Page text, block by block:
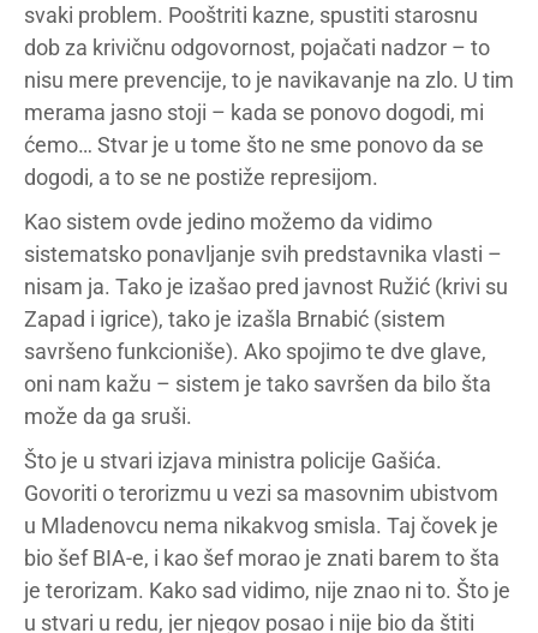
svaki problem. Pooštriti kazne, spustiti starosnu
dob za krivičnu odgovornost, pojačati nadzor – to
nisu mere prevencije, to je navikavanje na zlo. U tim
merama jasno stoji – kada se ponovo dogodi, mi
ćemo… Stvar je u tome što ne sme ponovo da se
dogodi, a to se ne postiže represijom.
Kao sistem ovde jedino možemo da vidimo
sistematsko ponavljanje svih predstavnika vlasti –
nisam ja. Tako je izašao pred javnost Ružić (krivi su
Zapad i igrice), tako je izašla Brnabić (sistem
savršeno funkcioniše). Ako spojimo te dve glave,
oni nam kažu – sistem je tako savršen da bilo šta
može da ga sruši.
Što je u stvari izjava ministra policije Gašića.
Govoriti o terorizmu u vezi sa masovnim ubistvom
u Mladenovcu nema nikakvog smisla. Taj čovek je
bio šef BIA-e, i kao šef morao je znati barem to šta
je terorizam. Kako sad vidimo, nije znao ni to. Što je
u stvari u redu, jer njegov posao i nije bio da štiti